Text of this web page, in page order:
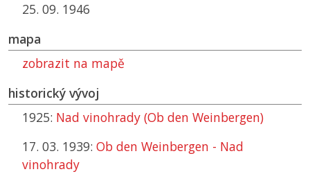
25. 09. 1946
mapa
zobrazit na mapě
historický vývoj
1925: Nad vinohrady (Ob den Weinbergen)
17. 03. 1939: Ob den Weinbergen - Nad
vinohrady